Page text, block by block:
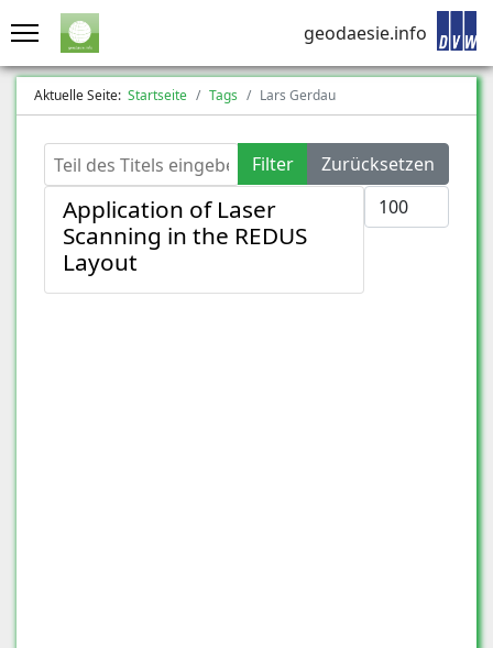
geodaesie.info
Aktuelle Seite: Startseite Tags Lars Gerdau
Teil des Titels eingeben Filter
Zurücksetzen
Anzeige #
Application of Laser
Scanning in the REDUS
Layout